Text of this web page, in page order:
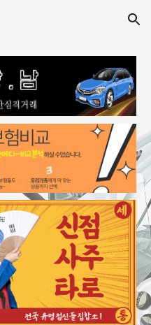
Skip to navigation